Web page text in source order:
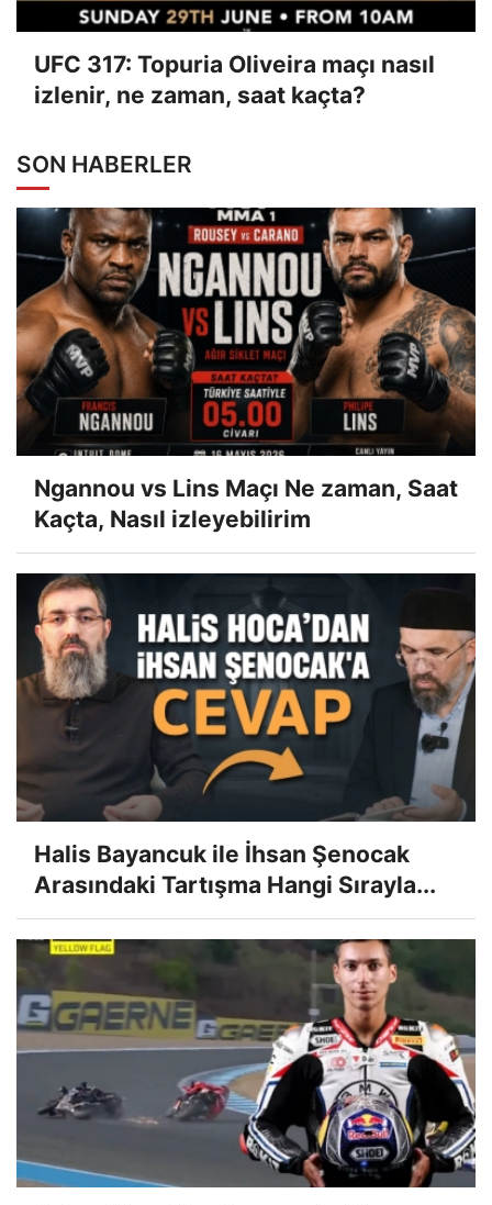
UFC 317: Topuria Oliveira maçı nasıl
izlenir, ne zaman, saat kaçta?
SON HABERLER
Ngannou vs Lins Maçı Ne zaman, Saat
Kaçta, Nasıl izleyebilirim
Halis Bayancuk ile İhsan Şenocak
Arasındaki Tartışma Hangi Sırayla...